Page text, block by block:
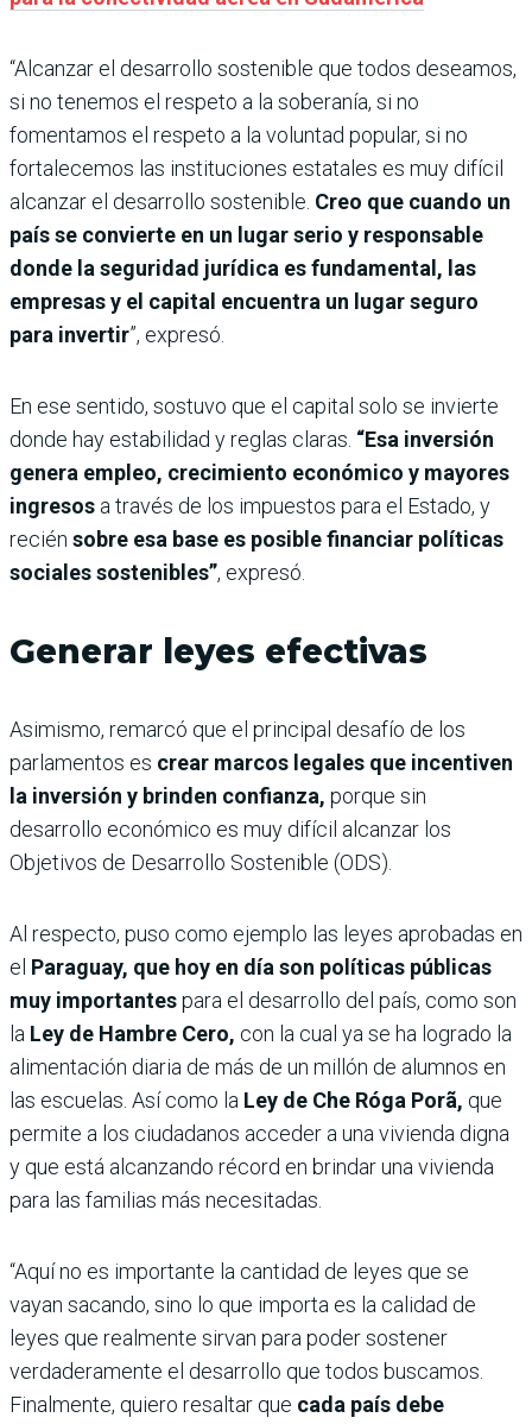
“Alcanzar el desarrollo sostenible que todos deseamos,
si no tenemos el respeto a la soberanía, si no
fomentamos el respeto a la voluntad popular, si no
fortalecemos las instituciones estatales es muy difícil
alcanzar el desarrollo sostenible. Creo que cuando un
país se convierte en un lugar serio y responsable
donde la seguridad jurídica es fundamental, las
empresas y el capital encuentra un lugar seguro
para invertir”, expresó.
En ese sentido, sostuvo que el capital solo se invierte
donde hay estabilidad y reglas claras. “Esa inversión
genera empleo, crecimiento económico y mayores
ingresos a través de los impuestos para el Estado, y
recién sobre esa base es posible financiar políticas
sociales sostenibles”, expresó.
Generar leyes efectivas
Asimismo, remarcó que el principal desafío de los
parlamentos es crear marcos legales que incentiven
la inversión y brinden confianza, porque sin
desarrollo económico es muy difícil alcanzar los
Objetivos de Desarrollo Sostenible (ODS).
Al respecto, puso como ejemplo las leyes aprobadas en
el Paraguay, que hoy en día son políticas públicas
muy importantespara el desarrollo del país, como son
la Ley de Hambre Cero, con la cual ya se ha logrado la
alimentación diaria de más de un millón de alumnos en
las escuelas. Así como la Ley de Che Róga Porã, que
permite a los ciudadanos acceder a una vivienda digna
y que está alcanzando récord en brindar una vivienda
para las familias más necesitadas.
“Aquí no es importante la cantidad de leyes que se
vayan sacando, sino lo que importa es la calidad de
leyes que realmente sirvan para poder sostener
verdaderamente el desarrollo que todos buscamos.
Finalmente, quiero resaltar que cada país debe